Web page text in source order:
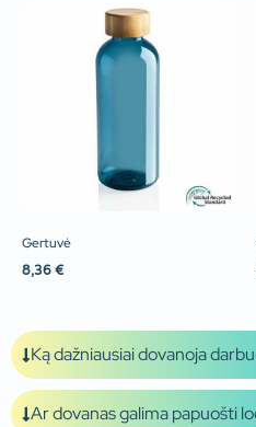
Gertuvė
8,36 €
Ką dažniausiai dovanoja
Ar dovanas galima papuošti